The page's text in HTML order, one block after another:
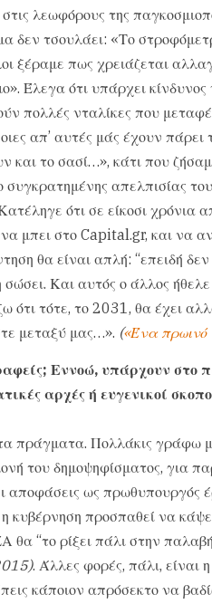
λεωφόρους της
δεν τσουλάει: «Το
ξέραμε πως χρειάζεται
Έλεγα ότι υπάρχει
πολλές νταλίκες που
απ’ αυτές μάς έχουν πάρει
και το σασί…», κάτι που
συγκρατημένης απελπισίας
ότι σε είκοσι χρόνια
μπει στο Capital.gr, και να
θα είναι απλή: “επειδή
Και αυτός ο άλλος
ότι τότε, το 2031, θα έχει
μεταξύ μας…». («Ένα
Εννοώ, υπάρχουν στο
αρχές ή ευγενικοί
πράγματα. Πολλάκις γράφω
του δημοψηφίσματος, για
αποφάσεις ως πρωθυπουργός
προσπαθεί να
θα “το ρίξει πάλι στην
. Άλλες φορές, πάλι,
κάποιον απρόσεκτο να